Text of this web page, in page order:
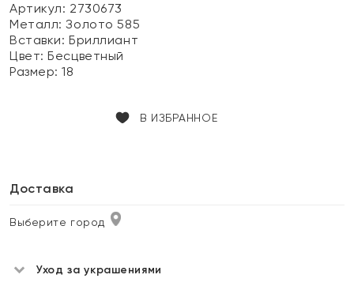
Артикул: 2730673
Металл:Золото 585
Вставки:Бриллиант
Цвет:Бесцветный
Размер:18
В ИЗБРАННОЕ
Доставка
Выберите город
Уход за украшениями